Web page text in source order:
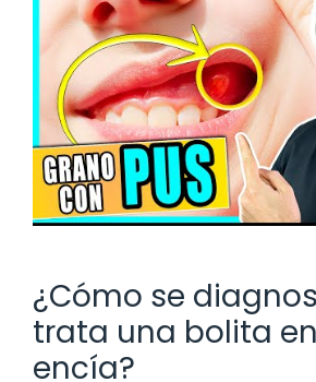
¿Cómo se
trata una bolita
encía?